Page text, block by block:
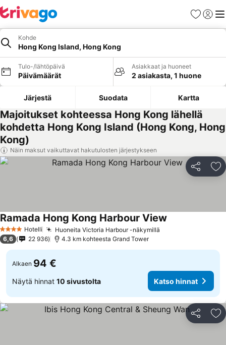
Suosikit
Kohde
Hong Kong Island, Hong Kong
Tulo-/lähtöpäivä
Päivämäärät
Asiakkaat ja huoneet
2 asiakasta, 1 huone
Järjestä Suodata Kartta
Majoitukset kohteessa Hong Kong lähellä
kohdetta Hong Kong Island (Hong Kong, Hong
Kong)
Näin maksut vaikuttavat hakutulosten järjestykseen
Jaa
4 Tähtiluokitus
Hotelli Huoneita Victoria Harbour -näkymillä
Ramada Hong Kong Harbour View
6,6 22 936 4.3 km kohteesta Grand Tower
Alkaen 94 €
Näytä hinnat 10 sivustolta Katso hinnat
Jaa